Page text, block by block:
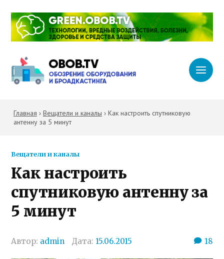
Главная › Вещатели и каналы › Как настроить спутниковую
антенну за 5 минут
Вещатели и каналы
Как настроить
спутниковую антенну за
5 минут
Автор: admin Дата:15.06.2015 18